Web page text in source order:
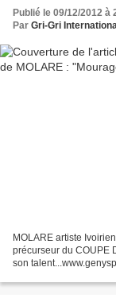
Publié le 09/12/2012 à
Par Gri-Gri International, Mourage, Grand Poucet,
MOLARE artiste
précurseur du COUPE
son